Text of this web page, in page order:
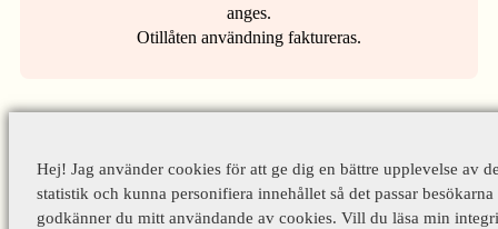
anges.
Otillåten användning faktureras.
Hej! Jag använder cookies för att ge dig en bättre upplevelse av
statistik och kunna personifiera innehållet så det passar
godkänner du mitt användande av cookies. Vill du läsa min